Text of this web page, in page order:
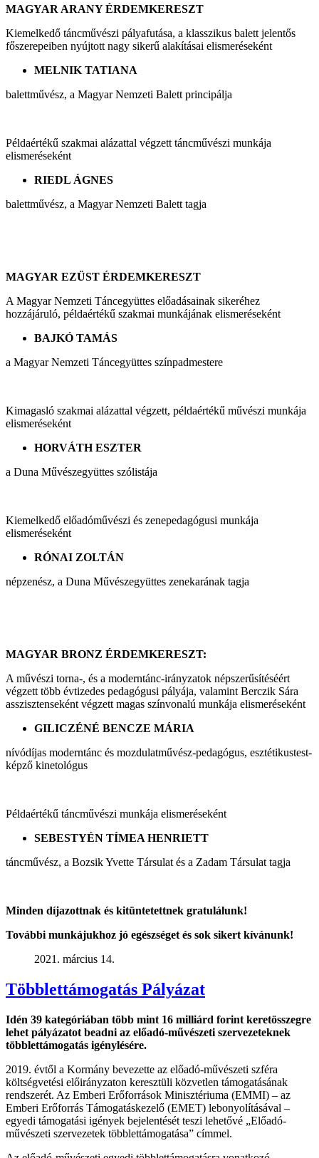
MAGYAR ARANY ÉRDEMKERESZT
Kiemelkedő táncművészi pályafutása, a klasszikus balett jelentős
főszerepeiben nyújtott nagy sikerű alakításai elismeréseként
MELNIK TATIANA
balettművész, a Magyar Nemzeti Balett principálja
Példaértékű szakmai alázattal végzett táncművészi munkája
elismeréseként
RIEDL ÁGNES
balettművész, a Magyar Nemzeti Balett tagja
MAGYAR EZÜST ÉRDEMKERESZT
A Magyar Nemzeti Táncegyüttes előadásainak sikeréhez
hozzájáruló, példaértékű szakmai munkájának elismeréseként
BAJKÓ TAMÁS
a Magyar Nemzeti Táncegyüttes színpadmestere
Kimagasló szakmai alázattal végzett, példaértékű művészi munkája
elismeréseként
HORVÁTH ESZTER
a Duna Művészegyüttes szólistája
Kiemelkedő előadóművészi és zenepedagógusi munkája
elismeréseként
RÓNAI ZOLTÁN
népzenész, a Duna Művészegyüttes zenekarának tagja
MAGYAR BRONZ ÉRDEMKERESZT:
A művészi torna-, és a moderntánc-irányzatok népszerűsítéséért
végzett több évtizedes pedagógusi pályája, valamint Berczik Sára
asszisztenseként végzett magas színvonalú munkája elismeréseként
GILICZÉNÉ BENCZE MÁRIA
nívódíjas moderntánc és mozdulatművész-pedagógus, esztétikustest-
képző kinetológus
Példaértékű táncművészi munkája elismeréseként
SEBESTYÉN TÍMEA HENRIETT
táncművész, a Bozsik Yvette Társulat és a Zadam Társulat tagja
Minden díjazottnak és kitüntetettnek gratulálunk!
További munkájukhoz jó egészséget és sok sikert kívánunk!
2021. március 14.
Többlettámogatás Pályázat
Idén 39 kategóriában több mint 16 milliárd forint keretösszegre
lehet pályázatot beadni az előadó-művészeti szervezeteknek
többlettámogatás igénylésére.
2019. évtől a Kormány bevezette az előadó-művészeti szféra
költségvetési előirányzaton keresztüli közvetlen támogatásának
rendszerét. Az Emberi Erőforrások Minisztériuma (EMMI) – az
Emberi Erőforrás Támogatáskezelő (EMET) lebonyolításával –
egyedi támogatási igények bejelentését teszi lehetővé „Előadó-
művészeti szervezetek többlettámogatása” címmel.